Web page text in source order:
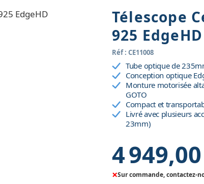
Télescope
925 EdgeHD
Réf : CE11008
Tube optique de
Conception optique
Monture motorisée
GOTO
Compact et
Livré avec plusieurs
23mm)
4
×Sur commande, contactez-